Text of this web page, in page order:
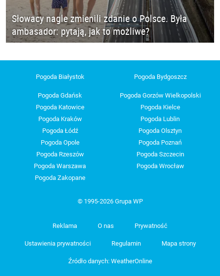
Słowacy nagle zmienili zdanie o Polsce. Była
ambasador: pytają, jak to możliwe?
Pogoda Białystok Pogoda Bydgoszcz
Pogoda Gdańsk
Pogoda Gorzów Wielkopolski
Pogoda Katowice
Pogoda Kielce
Pogoda Kraków
Pogoda Lublin
Pogoda Łódź
Pogoda Olsztyn
Pogoda Opole
Pogoda Poznań
Pogoda Rzeszów
Pogoda Szczecin
Pogoda Warszawa
Pogoda Wrocław
Pogoda Zakopane
© 1995-2026 Grupa WP
Reklama O nas Prywatność
Ustawienia prywatności Regulamin Mapa strony
Źródło danych: WeatherOnline